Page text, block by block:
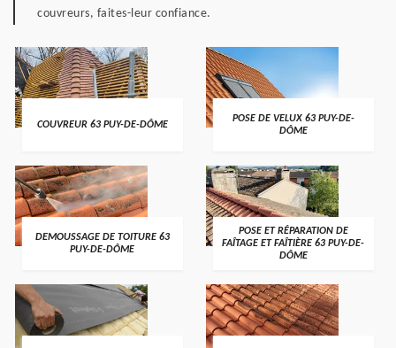
couvreurs, faites-leur confiance.
COUVREUR 63 PUY-DE-DÔME
POSE DE VELUX 63 PUY-DE-
DÔME
DEMOUSSAGE DE TOITURE 63
PUY-DE-DÔME
POSE ET RÉPARATION DE
FAÎTAGE ET FAÎTIÈRE 63 PUY-DE-
DÔME